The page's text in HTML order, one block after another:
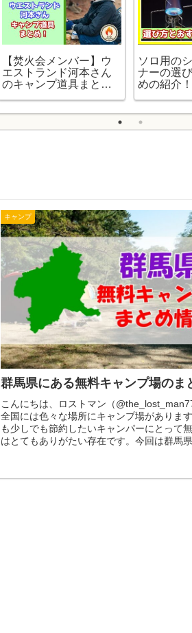
【焚火会メンバー】ウ
エストランド河本さん
のキャンプ道具まと
ソロ用の
ナーの選
めの紹介！
キャンプ
群馬県にある無料キャンプ場のま
こんにちは、ロストマン（
全国には色々な場所にキャンプ場がありま
も少しでも節約したいキャンパーにとって
はとてもありがたい存在です。今回は群馬